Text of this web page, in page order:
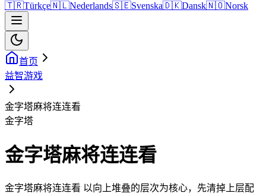
🇹🇷Türkçe🇳🇱Nederlands🇸🇪Svenska🇩🇰Dansk🇳🇴Norsk
首页
益智游戏
金字塔麻将连连看
金字塔
金字塔麻将连连看
金字塔麻将连连看 以向上堆叠的层次为核心，先清掉上层配